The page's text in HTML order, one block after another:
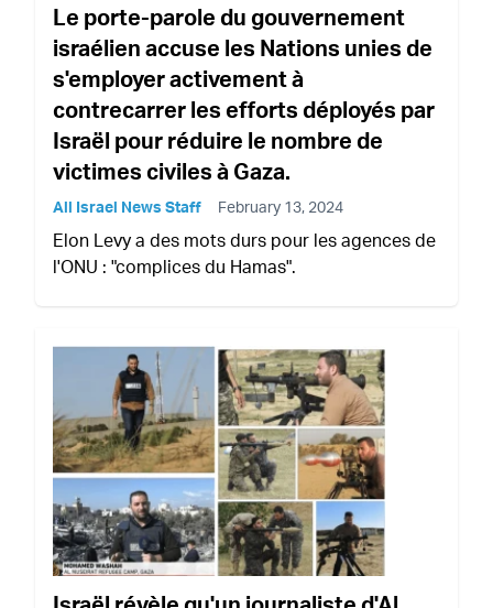
Le porte-parole du gouvernement
israélien accuse les Nations unies de
s'employer activement à
contrecarrer les efforts déployés par
Israël pour réduire le nombre de
victimes civiles à Gaza.
All Israel News Staff February 13, 2024
Elon Levy a des mots durs pour les agences de
l'ONU : "complices du Hamas".